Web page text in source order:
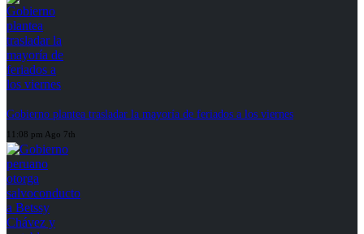
Gobierno plantea trasladar la mayoría de feriados a los viernes
11:08 pm Ago 7th